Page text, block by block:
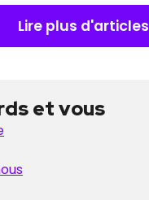
Lire plus d'articles
et vous